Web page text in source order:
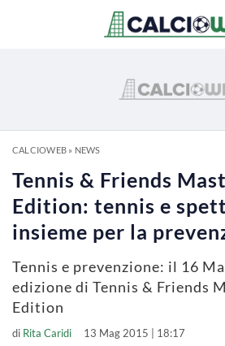
CALCIOWEB» NEWS
Tennis & Friends
Edition: tennis e
insieme per la
Tennis e prevenzione: il 16
edizione di Tennis & Friends
Edition
di Rita Caridi 13 Mag 2015 | 18:17